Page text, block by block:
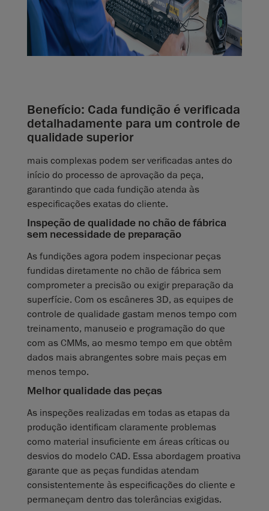
Benefício: Cada fundição é verificada
detalhadamente para um controle de
qualidade superior
mais complexas podem ser verificadas antes do
início do processo de aprovação da peça,
garantindo que cada fundição atenda às
especificações exatas do cliente.
Inspeção de qualidade no chão de fábrica
sem necessidade de preparação
As fundições agora podem inspecionar peças
fundidas diretamente no chão de fábrica sem
comprometer a precisão ou exigir preparação da
superfície. Com os escâneres 3D, as equipes de
controle de qualidade gastam menos tempo com
treinamento, manuseio e programação do que
com as CMMs, ao mesmo tempo em que obtêm
dados mais abrangentes sobre mais peças em
menos tempo.
Melhor qualidade das peças
As inspeções realizadas em todas as etapas da
produção identificam claramente problemas
como material insuficiente em áreas críticas ou
desvios do modelo CAD. Essa abordagem proativa
garante que as peças fundidas atendam
consistentemente às especificações do cliente e
permaneçam dentro das tolerâncias exigidas.